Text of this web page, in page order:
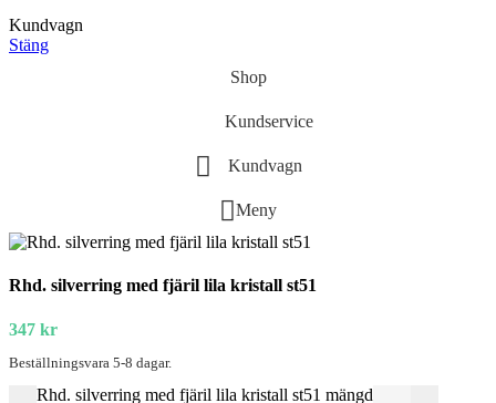
Kundvagn
Stäng
Shop
Kundservice
Kundvagn
Meny
Rhd. silverring med fjäril lila kristall st51
347 kr
Beställningsvara 5-8 dagar.
Rhd. silverring med fjäril lila kristall st51 mängd